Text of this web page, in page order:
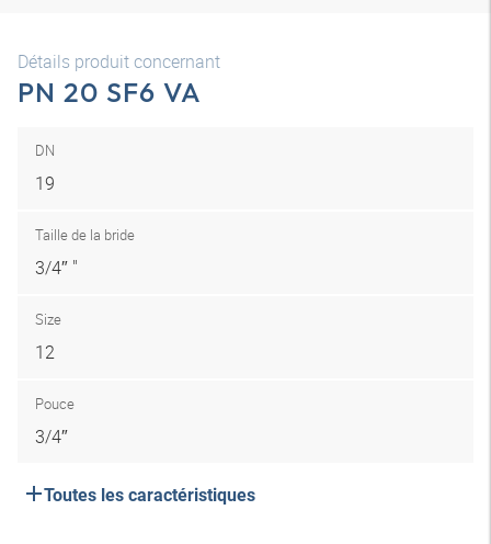
Détails produit concernant
PN 20 SF6 VA
DN
19
Taille de la bride
3/4″ "
Size
12
Pouce
3/4″
Toutes les caractéristiques